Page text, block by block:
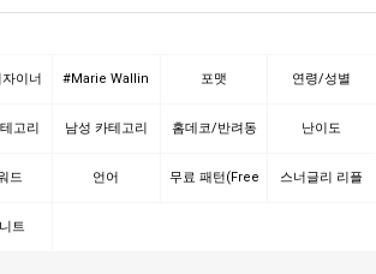
이너
앤(K
#Marie Wallin
도서 별
포맷 연령/성별
고리 남성 카테고리
별
홈데코/반려동
물
난이도
드 언어 무료 패턴(Free 스너글리 리플
트